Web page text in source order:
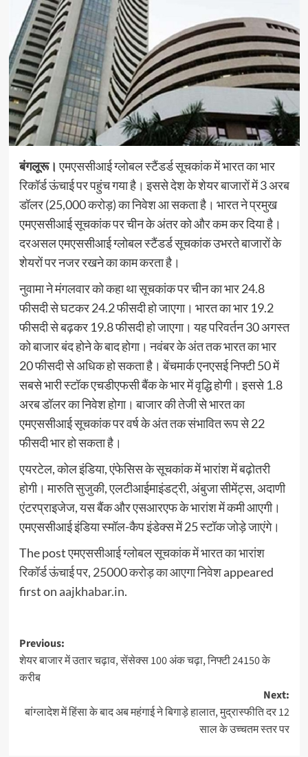
बंगलूरू। एमएससीआई ग्लोबल स्टैंडर्ड सूचकांक में भारत का भार
रिकॉर्ड ऊंचाई पर पहुंच गया है। इससे देश के शेयर बाजारों में 3 अरब
डॉलर (25,000 करोड़) का निवेश आ सकता है। भारत ने प्रमुख
एमएससीआई सूचकांक पर चीन के अंतर को और कम कर दिया है।
दरअसल एमएससीआई ग्लोबल स्टैंडर्ड सूचकांक उभरते बाजारों के
शेयरों पर नजर रखने का काम करता है।
नुवामा ने मंगलवार को कहा था सूचकांक पर चीन का भार 24.8
फीसदी से घटकर 24.2 फीसदी हो जाएगा। भारत का भार 19.2
फीसदी से बढ़कर 19.8 फीसदी हो जाएगा। यह परिवर्तन 30 अगस्त
को बाजार बंद होने के बाद होगा। नवंबर के अंत तक भारत का भार
20 फीसदी से अधिक हो सकता है। बेंचमार्क एनएसई निफ्टी 50 में
सबसे भारी स्टॉक एचडीएफसी बैंक के भार में वृद्धि होगी। इससे 1.8
अरब डॉलर का निवेश होगा। बाजार की तेजी से भारत का
एमएससीआई सूचकांक पर वर्ष के अंत तक संभावित रूप से 22
फीसदी भार हो सकता है।
एयरटेल, कोल इंडिया, एंफेसिस के सूचकांक में भारांश में बढ़ोतरी
होगी। मारुति सुजुकी, एलटीआईमाइंडट्री, अंबुजा सीमेंट्स, अदाणी
एंटरप्राइजेज, यस बैंक और एसआरएफ के भारांश में कमी आएगी।
एमएससीआई इंडिया स्मॉल-कैप इंडेक्स में 25 स्टॉक जोड़े जाएंगे।
The postएमएससीआई ग्लोबल सूचकांक में भारत का भारांश
रिकॉर्ड ऊंचाई पर, 25000 करोड़ का आएगा निवेशappeared
first on aajkhabar.in.
Post
navigation
Previous:
शेयर बाजार में उतार चढ़ाव, सेंसेक्स 100 अंक चढ़ा, निफ्टी 24150 के
करीब
Next:
बांग्लादेश में हिंसा के बाद अब महंगाई ने बिगाड़े हालात, मुद्रास्फीति दर 12
साल के उच्चतम स्तर पर